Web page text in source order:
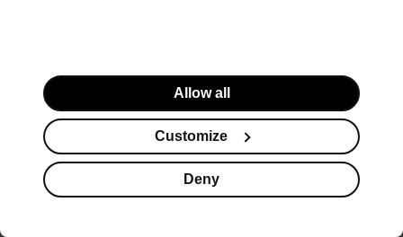
Allow all
Customize
Deny